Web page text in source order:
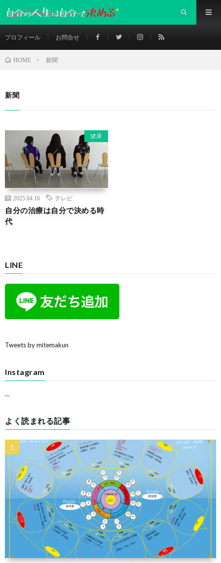
プロフィール お問合せ
HOME 新聞
新聞
健康
2025.04.16 テレビ
自分の治療は自分で決める時
代
LINE
Tweets by mitemakun
Instagram
…
よく読まれる記事